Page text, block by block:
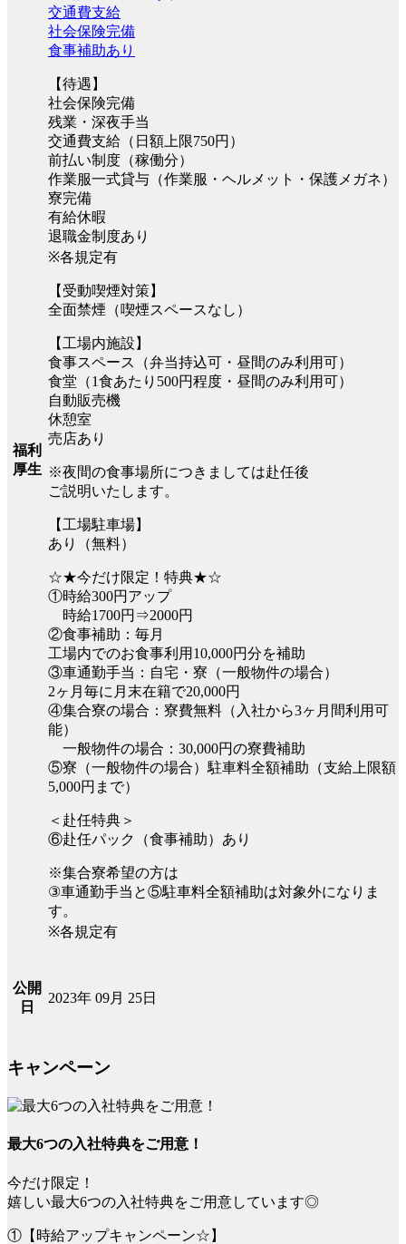
福利
厚生
交通費支給
社会保険完備
食事補助あり
【待遇】
社会保険完備
残業・深夜手当
交通費支給（日額上限750円）
前払い制度（稼働分）
作業服一式貸与（作業服・ヘルメット・保護メガネ）
寮完備
有給休暇
退職金制度あり
※各規定有
【受動喫煙対策】
全面禁煙（喫煙スペースなし）
【工場内施設】
食事スペース（弁当持込可・昼間のみ利用可）
食堂（1食あたり500円程度・昼間のみ利用可）
自動販売機
休憩室
売店あり
※夜間の食事場所につきましては赴任後
ご説明いたします。
【工場駐車場】
あり（無料）
☆★今だけ限定！特典★☆
①時給300円アップ
時給1700円⇒2000円
②食事補助：毎月
工場内でのお食事利用10,000円分を補助
③車通勤手当：自宅・寮（一般物件の場合）
2ヶ月毎に月末在籍で20,000円
④集合寮の場合：寮費無料（入社から3ヶ月間利用可
能）
一般物件の場合：30,000円の寮費補助
⑤寮（一般物件の場合）駐車料全額補助（支給上限額
5,000円まで）
＜赴任特典＞
⑥赴任パック（食事補助）あり
※集合寮希望の方は
③車通勤手当と⑤駐車料全額補助は対象外になりま
す。
※各規定有
公開
日
2023年 09月 25日
キャンペーン
最大6つの入社特典をご用意！
今だけ限定！
嬉しい最大6つの入社特典をご用意しています◎
①【時給アップキャンペーン☆】